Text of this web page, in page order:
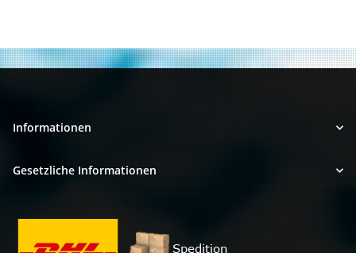
Informationen
Gesetzliche Informationen